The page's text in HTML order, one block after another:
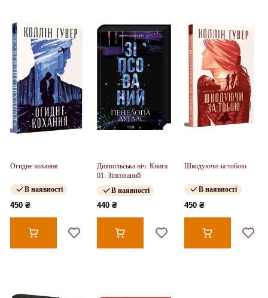
Огидне кохання
В наявності
450 ₴
Диявольська ніч. Книга
01. Зіпсований
В наявності
440 ₴
Шкодуючи за тобою
В наявності
450 ₴